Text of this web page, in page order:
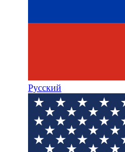
Русский